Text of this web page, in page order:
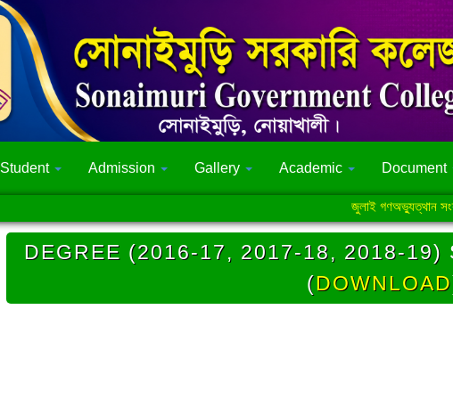
Student Admission Gallery Academic Document
জুলাই গণঅভ্যুত্থান সংক্রান্ত
DEGREE (2016-17, 2017-18, 2018-19)
(DOWNLOAD